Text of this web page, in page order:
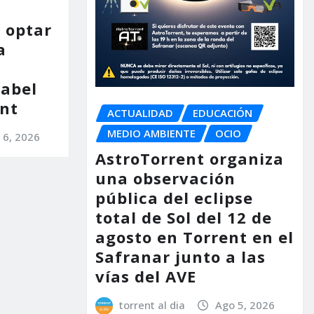
optar
6, 2026
ACTUALIDAD
EDUCACIÓN
MEDIO AMBIENTE
OCIO
AstroTorrent organiza
una observación
pública del eclipse
total de Sol del 12 de
agosto en Torrent en el
Safranar junto a las
vías del AVE
torrent al dia Ago 5, 2026